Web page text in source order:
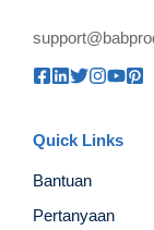
Quick Links
Bantuan
Pertanyaan